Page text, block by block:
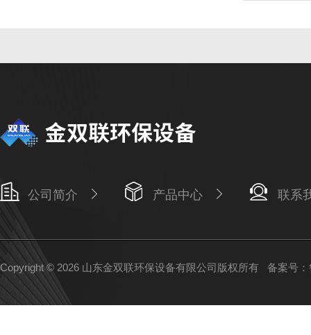
公司简介 产品中心 联系
Copyright © 2026 山东金双联环保设备有限公司版权所有 备案号